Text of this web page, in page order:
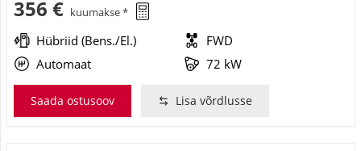
356 € kuumakse *
Hübriid (Bens./El.)
FWD
Automaat
72 kW
Saada ostusoov Lisa võrdlusse